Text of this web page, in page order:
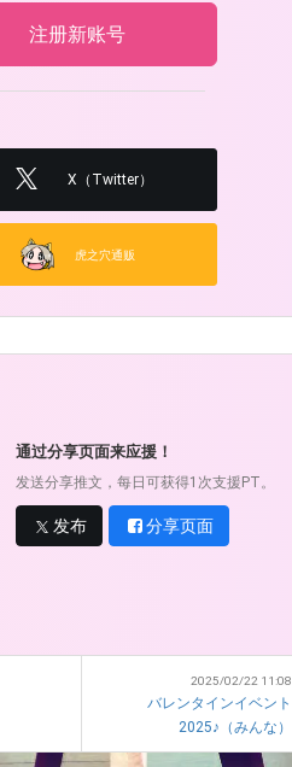
注册新账号
X（Twitter）
虎之穴通贩
通过分享页面来应援！
发送分享推文，每日可获得1次支援PT。
发布 分享页面
2025/02/22 11:08
バレンタインイベント
2025♪（みんな）